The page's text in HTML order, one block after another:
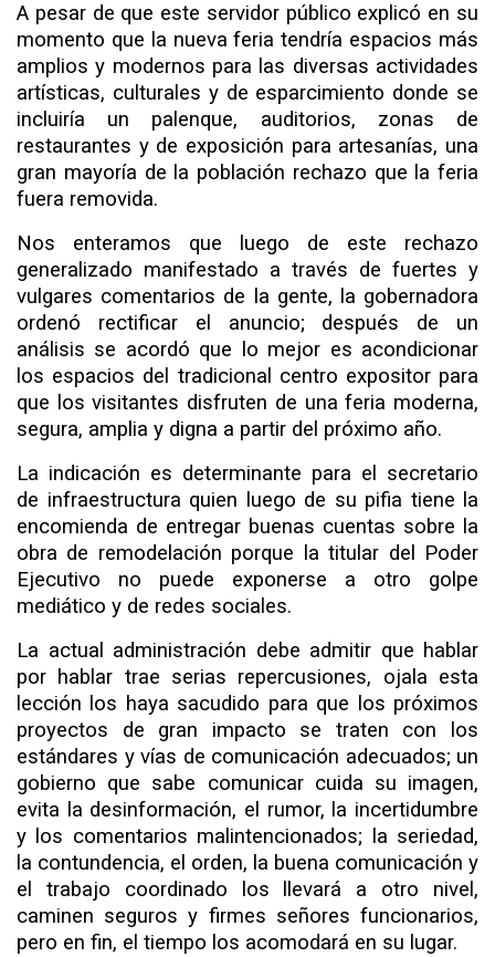
A pesar de que este servidor público explicó en su
momento que la nueva feria tendría espacios más
amplios y modernos para las diversas actividades
artísticas, culturales y de esparcimiento donde se
incluiría un palenque, auditorios, zonas de
restaurantes y de exposición para artesanías, una
gran mayoría de la población rechazo que la feria
fuera removida.
Nos enteramos que luego de este rechazo
generalizado manifestado a través de fuertes y
vulgares comentarios de la gente, la gobernadora
ordenó rectificar el anuncio; después de un
análisis se acordó que lo mejor es acondicionar
los espacios del tradicional centro expositor para
que los visitantes disfruten de una feria moderna,
segura, amplia y digna a partir del próximo año.
La indicación es determinante para el secretario
de infraestructura quien luego de su pifia tiene la
encomienda de entregar buenas cuentas sobre la
obra de remodelación porque la titular del Poder
Ejecutivo no puede exponerse a otro golpe
mediático y de redes sociales.
La actual administración debe admitir que hablar
por hablar trae serias repercusiones, ojala esta
lección los haya sacudido para que los próximos
proyectos de gran impacto se traten con los
estándares y vías de comunicación adecuados; un
gobierno que sabe comunicar cuida su imagen,
evita la desinformación, el rumor, la incertidumbre
y los comentarios malintencionados; la seriedad,
la contundencia, el orden, la buena comunicación y
el trabajo coordinado los llevará a otro nivel,
caminen seguros y firmes señores funcionarios,
pero en fin, el tiempo los acomodará en su lugar.